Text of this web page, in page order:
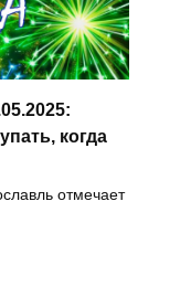
когда
отмечает